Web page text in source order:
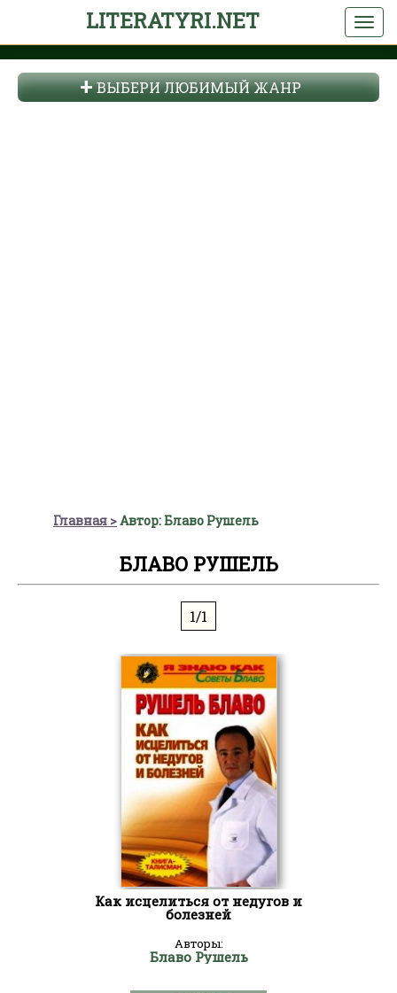
LITERATYRI.NET
ВЫБЕРИ ЛЮБИМЫЙ ЖАНР
Главная Автор: Блаво Рушель
БЛАВО РУШЕЛЬ
1/1
Как исцелиться от недугов и
болезней
Авторы:
Блаво Рушель